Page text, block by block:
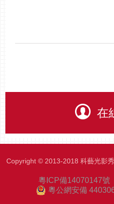
在
Copyright © 2013-2018 科藝光影
粵ICP備14070147號
粵公網安備